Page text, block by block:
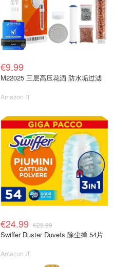
€9.99
M22025 三层高压花洒 防水垢过滤
Amazon IT
€24.99 €25.99
Swiffer Duster Duvets 除尘掸 54片
Amazon IT